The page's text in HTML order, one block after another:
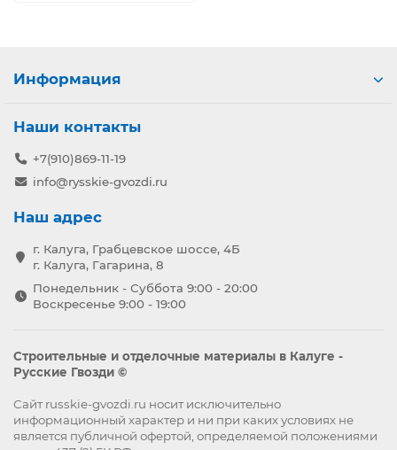
Информация
Наши контакты
+7(910)869-11-19
info@rysskie-gvozdi.ru
Наш адрес
г. Калуга, Грабцевское шоссе, 4Б
г. Калуга, Гагарина, 8
Понедельник - Суббота 9:00 - 20:00
Воскресенье 9:00 - 19:00
Строительные и отделочные материалы в Калуге -
Русские Гвозди ©
Сайт russkie-gvozdi.ru носит исключительно
информационный характер и ни при каких условиях не
является публичной офертой, определяемой положениями